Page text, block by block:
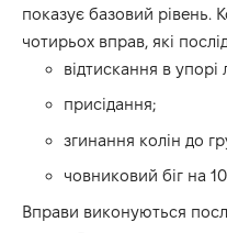
показує базовий рівень.
чотирьох вправ, які
відтискання в упорі
присідання;
згинання колін до
човниковий біг на
Вправи виконуються